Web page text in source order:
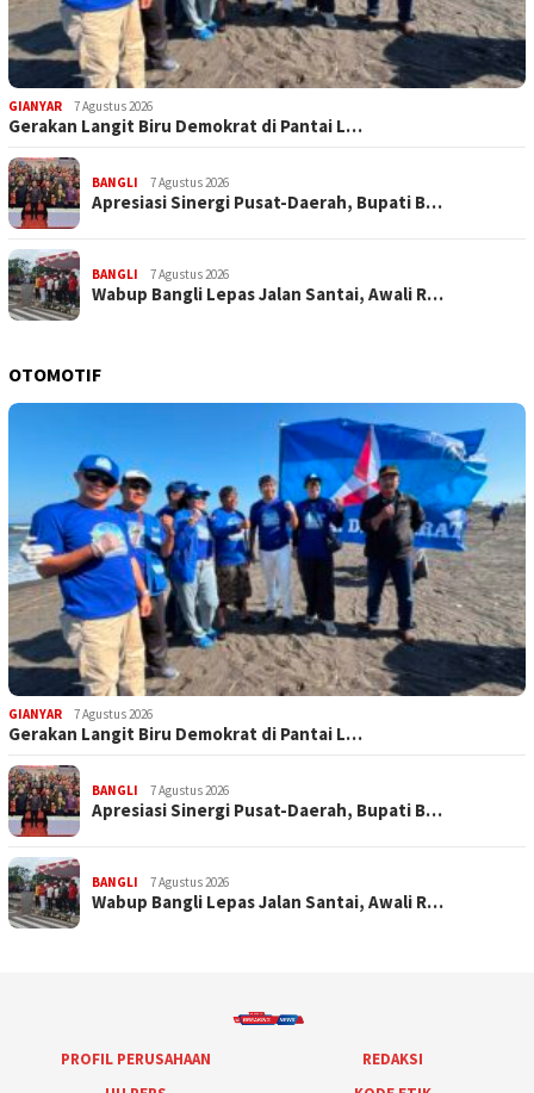
GIANYAR 7 Agustus 2026
Gerakan Langit Biru Demokrat di Pantai L…
BANGLI 7 Agustus 2026
Apresiasi Sinergi Pusat-Daerah, Bupati B…
BANGLI 7 Agustus 2026
Wabup Bangli Lepas Jalan Santai, Awali R…
OTOMOTIF
GIANYAR 7 Agustus 2026
Gerakan Langit Biru Demokrat di Pantai L…
BANGLI 7 Agustus 2026
Apresiasi Sinergi Pusat-Daerah, Bupati B…
BANGLI 7 Agustus 2026
Wabup Bangli Lepas Jalan Santai, Awali R…
PROFIL PERUSAHAAN
REDAKSI